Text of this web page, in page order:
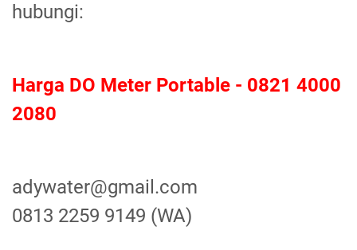
hubungi:
Harga DO Meter Portable - 0821 4000
2080
adywater@gmail.com
0813 2259 9149 (WA)